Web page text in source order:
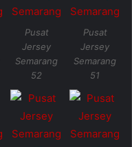
Pusat
Jersey
Semarang
52
Pusat
Jersey
Semarang
51